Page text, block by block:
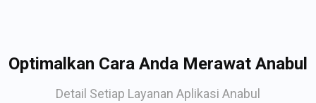
Optimalkan Cara Anda Merawat Anabul
Detail Setiap Layanan Aplikasi Anabul